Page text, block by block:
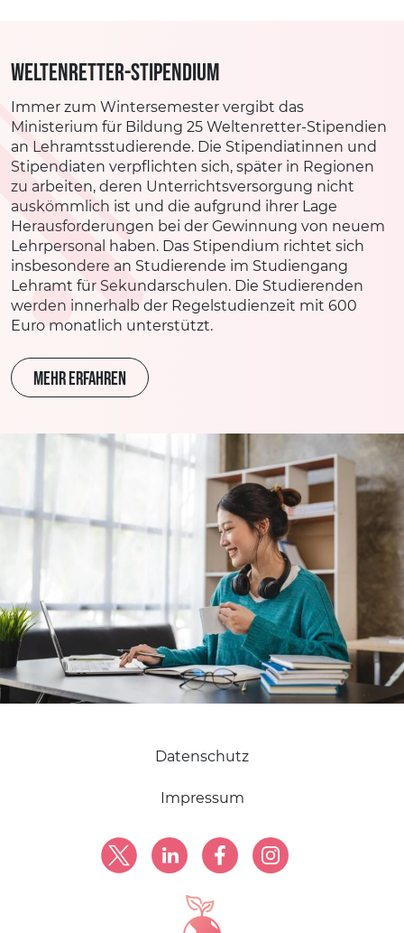
weltenretter-Stipendium
Immer zum Wintersemester vergibt das
Ministerium für Bildung 25 Weltenretter-Stipendien
an Lehramtsstudierende. Die Stipendiatinnen und
Stipendiaten verpflichten sich, später in Regionen
zu arbeiten, deren Unterrichtsversorgung nicht
auskömmlich ist und die aufgrund ihrer Lage
Herausforderungen bei der Gewinnung von neuem
Lehrpersonal haben. Das Stipendium richtet sich
insbesondere an Studierende im Studiengang
Lehramt für Sekundarschulen. Die Studierenden
werden innerhalb der Regelstudienzeit mit 600
Euro monatlich unterstützt.
MEHR ERFAHREN
Datenschutz
Impressum